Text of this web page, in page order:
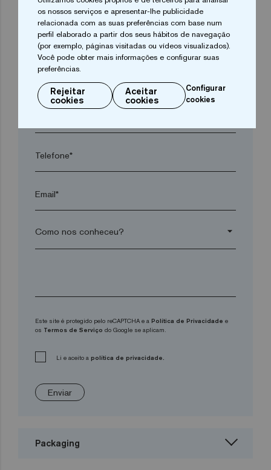
Cidade*
Telefone*
Email*
arrow_drop_down
Este site é protegido pelo reCAPTCHA e a Política de Privacidade e
os Termos de Serviço do Google se aplicam.
Li e aceito a política de privacidade.
Enviar
Packaging
os nossos serviços e apresentar-lhe publicidade
relacionada com as suas preferências com base num
perfil elaborado a partir dos seus hábitos de navegação
(por exemplo, páginas visitadas ou vídeos visualizados).
Você pode obter mais informações e configurar suas
preferências.
Rejeitar
cookies
Aceitar
cookies
Configurar
cookies